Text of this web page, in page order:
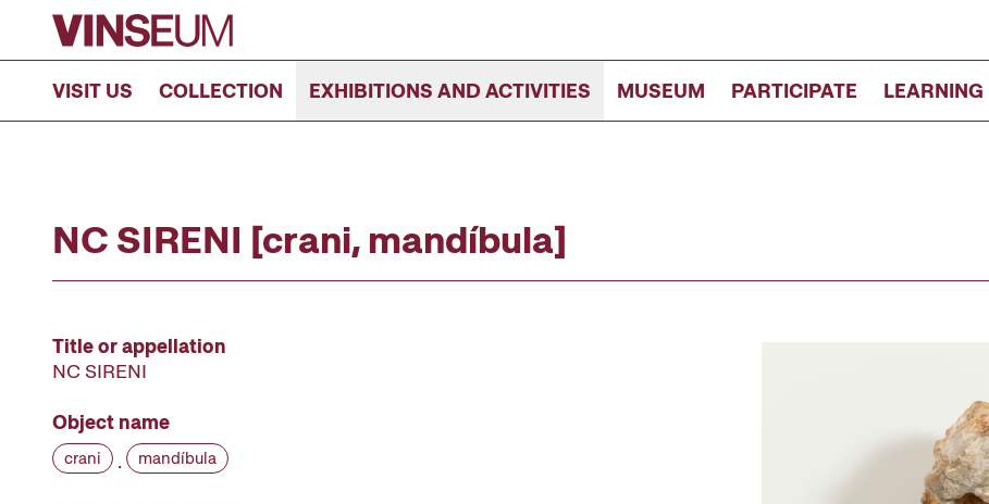
Go to content
VISIT US COLLECTION EXHIBITIONS AND ACTIVITIES MUSEUM PARTICIPATE LEARNING
NC SIRENI [crani, mandíbula]
Title or appellation
NC SIRENI
Object name
crani · mandíbula